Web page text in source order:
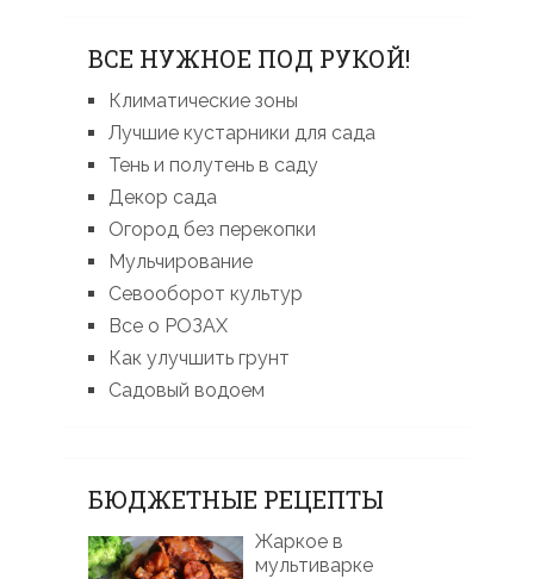
ВСЕ НУЖНОЕ ПОД РУКОЙ!
Климатические зоны
Лучшие кустарники для сада
Тень и полутень в саду
Декор сада
Огород без перекопки
Мульчирование
Севооборот культур
Все о РОЗАХ
Как улучшить грунт
Садовый водоем
БЮДЖЕТНЫЕ РЕЦЕПТЫ
Жаркое в
мультиварке